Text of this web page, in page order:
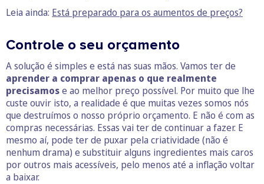
Leia ainda: Está preparado para os aumentos de preços?
Controle o seu orçamento
A solução é simples e está nas suas mãos. Vamos ter de
aprender a comprar apenas o que realmente
precisamose ao melhor preço possível. Por muito que lhe
custe ouvir isto, a realidade é que muitas vezes somos nós
que destruímos o nosso próprio orçamento. E não é com as
compras necessárias. Essas vai ter de continuar a fazer. E
mesmo aí, pode ter de puxar pela criatividade (não é
nenhum drama) e substituir alguns ingredientes mais caros
por outros mais acessíveis, pelo menos até a inflação voltar
a baixar.